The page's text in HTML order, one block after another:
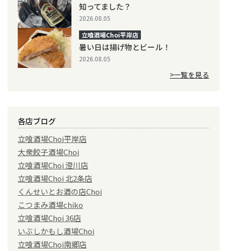
知ってました？
2026.08.05
立喰酒場Choi平岸店
暑い日は揚げ物とビール！
2026.08.05
>一覧を見る
各店ブログ
立喰酒場Choi平岸店
大衆餃子酒場Choi
立喰酒場Choi 澄川店
立喰酒場Choi 北2条店
くんせいとお酒の店Choi
こつまみ酒場chiko
立喰酒場Choi 36店
いぶしかもし酒場Choi
立喰酒場Choi南郷店